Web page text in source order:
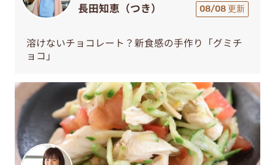
長田知恵（つき） 08/08 更新
溶けないチョコレート？新食感の手作り「グミチ
ョコ」